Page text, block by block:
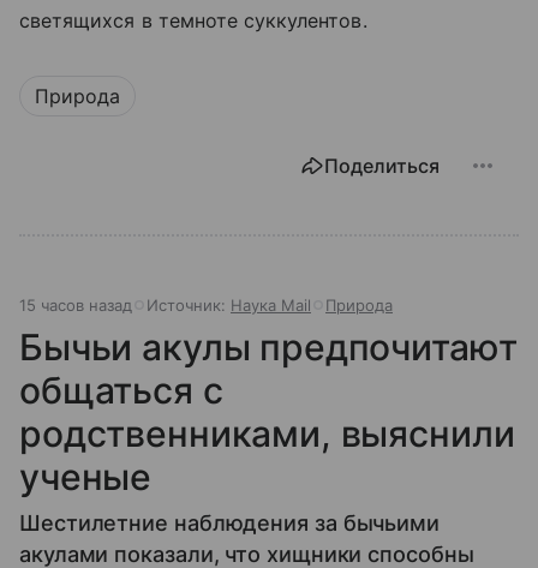
светящихся в темноте суккулентов.
Природа
Поделиться
15 часов назад Источник: Наука Mail Природа
Бычьи акулы предпочитают
общаться с
родственниками, выяснили
ученые
Шестилетние наблюдения за бычьими
акулами показали, что хищники способны